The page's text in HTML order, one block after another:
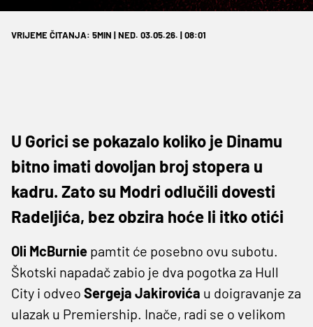
VRIJEME ČITANJA: 5MIN | NED. 03.05.26. | 08:01
U Gorici se pokazalo koliko je Dinamu
bitno imati dovoljan broj stopera u
kadru. Zato su Modri odlučili dovesti
Radeljića, bez obzira hoće li itko otići
Oli McBurnie pamtit će posebno ovu subotu.
Škotski napadač zabio je dva pogotka za Hull
City i odveo Sergeja Jakirovića u doigravanje za
ulazak u Premiership. Inače, radi se o velikom